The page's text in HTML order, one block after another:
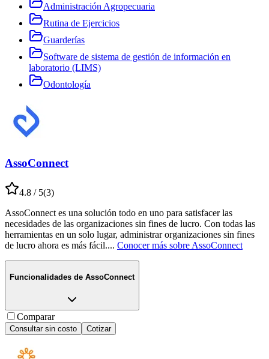
Administración Agropecuaria
Rutina de Ejercicios
Guarderías
Software de sistema de gestión de información en
laboratorio (LIMS)
Odontología
AssoConnect
4.8 / 5(3)
AssoConnect es una solución todo en uno para satisfacer las
necesidades de las organizaciones sin fines de lucro. Con todas las
herramientas en un solo lugar, administrar organizaciones sin fines
de lucro ahora es más fácil.... Conocer más sobre AssoConnect
Funcionalidades de AssoConnect
Comparar
Consultar sin costo Cotizar